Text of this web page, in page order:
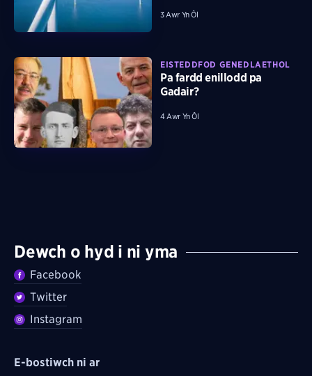
3 Awr Yn Ôl
EISTEDDFOD GENEDLAETHOL
Pa fardd enillodd pa
Gadair?
4 Awr Yn Ôl
Dewch o hyd i ni yma
Facebook
Twitter
Instagram
E-bostiwch ni ar